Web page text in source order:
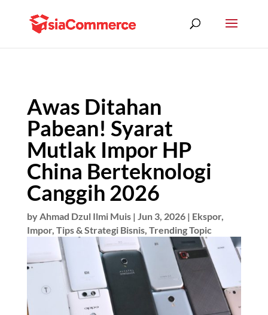
Awas Ditahan
Pabean! Syarat
Mutlak Impor HP
China Berteknologi
Canggih 2026
byAhmad Dzul Ilmi Muis| Jun 3, 2026| Ekspor,
Impor, Tips & Strategi Bisnis, Trending Topic